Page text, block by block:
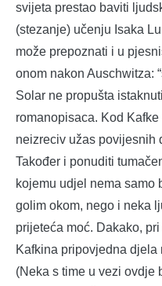
svijeta prestao baviti
(stezanje) učenju Isaka
može prepoznati i u
onom nakon Auschwitza:
Solar ne propušta
romanopisaca. Kod
neizreciv užas povijesnih
Također i ponuditi
kojemu udjel nema samo
golim okom, nego i neka
prijeteća moć. Dakako,
Kafkina pripovjedna
(Neka s time u vezi ovdje